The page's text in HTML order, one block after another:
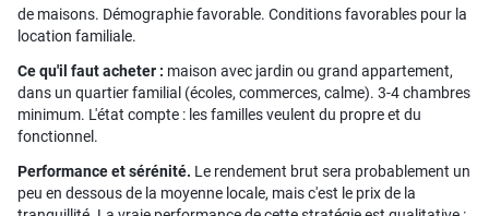
de maisons. Démographie favorable. Conditions favorables pour la
location familiale.
Ce qu'il faut acheter : maison avec jardin ou grand appartement,
dans un quartier familial (écoles, commerces, calme). 3-4 chambres
minimum. L'état compte : les familles veulent du propre et du
fonctionnel.
Performance et sérénité. Le rendement brut sera probablement un
peu en dessous de la moyenne locale, mais c'est le prix de la